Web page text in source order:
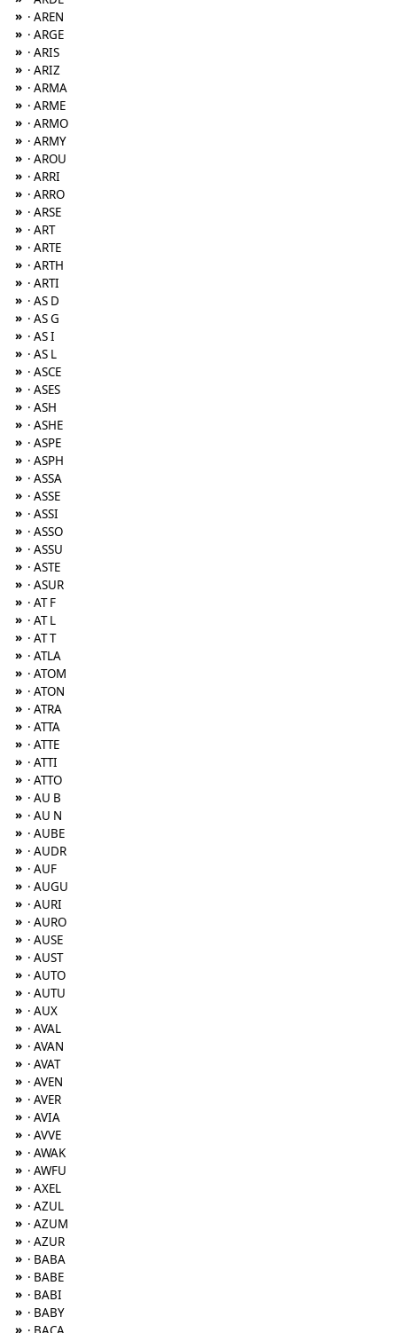
» · AREN
» · ARGE
» · ARIS
» · ARIZ
» · ARMA
» · ARME
» · ARMO
» · ARMY
» · AROU
» · ARRI
» · ARRO
» · ARSE
» · ART
» · ARTE
» · ARTH
» · ARTI
» · AS D
» · AS G
» · AS I
» · AS L
» · ASCE
» · ASES
» · ASH
» · ASHE
» · ASPE
» · ASPH
» · ASSA
» · ASSE
» · ASSI
» · ASSO
» · ASSU
» · ASTE
» · ASUR
» · AT F
» · AT L
» · AT T
» · ATLA
» · ATOM
» · ATON
» · ATRA
» · ATTA
» · ATTE
» · ATTI
» · ATTO
» · AU B
» · AU N
» · AUBE
» · AUDR
» · AUF
» · AUGU
» · AURI
» · AURO
» · AUSE
» · AUST
» · AUTO
» · AUTU
» · AUX
» · AVAL
» · AVAN
» · AVAT
» · AVEN
» · AVER
» · AVIA
» · AVVE
» · AWAK
» · AWFU
» · AXEL
» · AZUL
» · AZUM
» · AZUR
» · BABA
» · BABE
» · BABI
» · BABY
»